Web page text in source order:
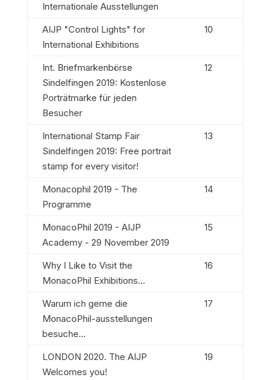
Internationale Ausstellungen
AIJP "Control Lights" for
International Exhibitions
10
Int. Briefmarkenbörse
Sindelfingen 2019: Kostenlose
Porträtmarke für jeden
Besucher
12
International Stamp Fair
Sindelfingen 2019: Free portrait
stamp for every visitor!
13
Monacophil 2019 - The
Programme
14
MonacoPhil 2019 - AIJP
Academy - 29 November 2019
15
Why I Like to Visit the
MonacoPhil Exhibitions...
16
Warum ich gerne die
MonacoPhil-ausstellungen
besuche...
17
LONDON 2020. The AIJP
Welcomes you!
19